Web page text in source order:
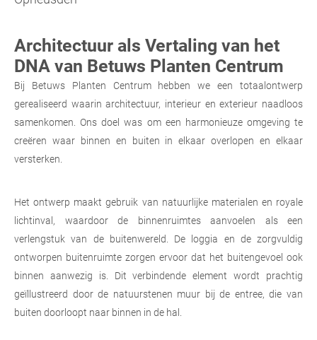
Architectuur als Vertaling van het
DNA van Betuws Planten Centrum
Bij Betuws Planten Centrum hebben we een totaalontwerp
gerealiseerd waarin architectuur, interieur en exterieur naadloos
samenkomen. Ons doel was om een harmonieuze omgeving te
creëren waar binnen en buiten in elkaar overlopen en elkaar
versterken.
Het ontwerp maakt gebruik van natuurlijke materialen en royale
lichtinval, waardoor de binnenruimtes aanvoelen als een
verlengstuk van de buitenwereld. De loggia en de zorgvuldig
ontworpen buitenruimte zorgen ervoor dat het buitengevoel ook
binnen aanwezig is. Dit verbindende element wordt prachtig
geïllustreerd door de natuurstenen muur bij de entree, die van
buiten doorloopt naar binnen in de hal.